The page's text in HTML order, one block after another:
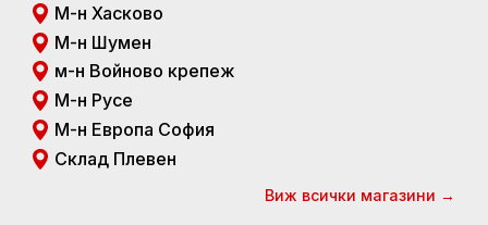
М-н Хасково
М-н Шумен
м-н Войново крепеж
М-н Русе
М-н Европа София
Склад Плевен
Виж всички магазини →